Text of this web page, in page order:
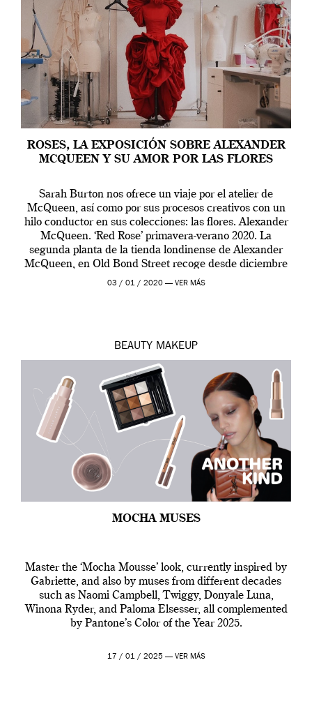
ROSES, LA EXPOSICIÓN SOBRE ALEXANDER
MCQUEEN Y SU AMOR POR LAS FLORES
Sarah Burton nos ofrece un viaje por el atelier de
McQueen, así como por sus procesos creativos con un
hilo conductor en sus colecciones: las flores. Alexander
McQueen. ‘Red Rose’ primavera-verano 2020. La
segunda planta de la tienda londinense de Alexander
McQueen, en Old Bond Street recoge desde diciembre
de 2019 hasta final de abril […]
03 / 01 / 2020 — VER MÁS
BEAUTY MAKEUP
MOCHA MUSES
Master the ‘Mocha Mousse’ look, currently inspired by
Gabriette, and also by muses from different decades
such as Naomi Campbell, Twiggy, Donyale Luna,
Winona Ryder, and Paloma Elsesser, all complemented
by Pantone’s Color of the Year 2025.
17 / 01 / 2025 — VER MÁS